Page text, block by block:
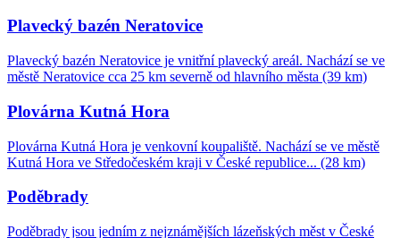
Plavecký bazén Neratovice
Plavecký bazén Neratovice je vnitřní plavecký areál. Nachází se ve
městě Neratovice cca 25 km severně od hlavního města (39 km)
Plovárna Kutná Hora
Plovárna Kutná Hora je venkovní koupaliště. Nachází se ve městě
Kutná Hora ve Středočeském kraji v České republice... (28 km)
Poděbrady
Poděbrady jsou jedním z nejznámějších lázeňských měst v České